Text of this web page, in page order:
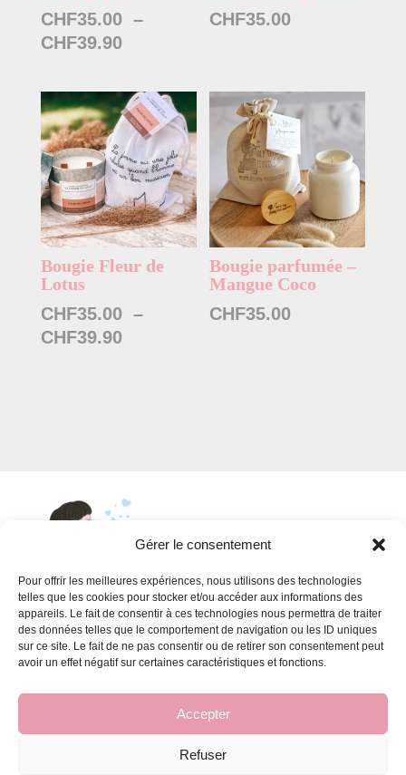
Gérer le consentement
Pour offrir les meilleures expériences, nous utilisons des technologies
telles que les cookies pour stocker et/ou accéder aux informations des
appareils. Le fait de consentir à ces technologies nous permettra de traiter
des données telles que le comportement de navigation ou les ID uniques
sur ce site. Le fait de ne pas consentir ou de retirer son consentement peut
avoir un effet négatif sur certaines caractéristiques et fonctions.
Accepter
Refuser
CHF35.00 –
CHF39.90Plage
prix :
CHF35.00
à
CHF39.90
CHF35.00
Bougie Fleur de
Lotus
CHF35.00 –
CHF39.90Plage
Bougie parfumée –
Mangue Coco
CHF35.00
INFORMATIONS
Conditions générales de vente
FAQ pour les ateliers